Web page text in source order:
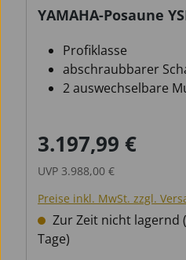
YAMAHA-Posaune
Profiklasse
abschraubbarer
2 auswechselbare
Verkaufspreis:
3.197,99 €
UVP 3.988,00 €
Preise inkl. MwSt. zzgl.
Zur Zeit nicht lagernd
Tage)